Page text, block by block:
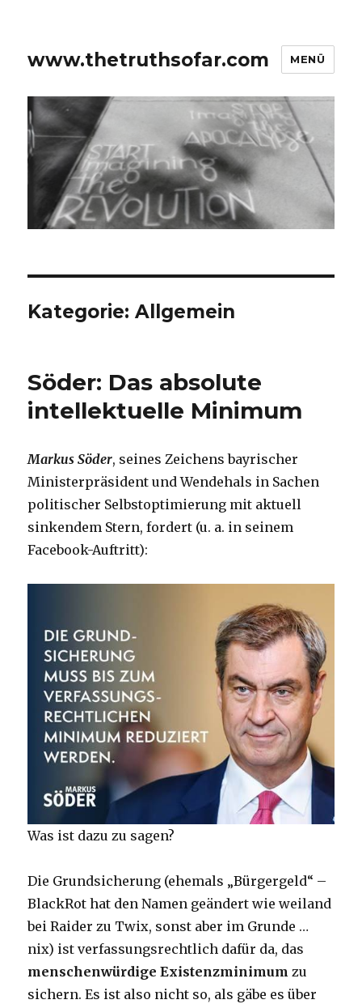
www.thetruthsofar.com MENÜ
Kategorie:Allgemein
Söder: Das absolute
intellektuelle Minimum
Markus Söder, seines Zeichens bayrischer
Ministerpräsident und Wendehals in Sachen
politischer Selbstoptimierung mit aktuell
sinkendem Stern, fordert (u. a. in seinem
Facebook-Auftritt):
Was ist dazu zu sagen?
Die Grundsicherung (ehemals „Bürgergeld“ –
BlackRot hat den Namen geändert wie weiland
bei Raider zu Twix, sonst aber im Grunde …
nix) ist verfassungsrechtlich dafür da, das
menschenwürdige Existenzminimum zu
sichern. Es ist also nicht so, als gäbe es über